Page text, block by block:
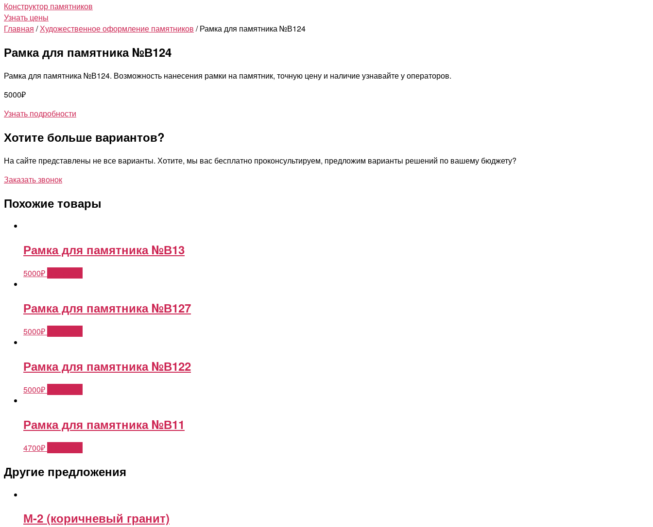
Конструктор памятников
Узнать цены
Главная /Художественное оформление памятников / Рамка для памятника №В124
Рамка для памятника №В124
Рамка для памятника №В124. Возможность нанесения рамки на памятник, точную цену и наличие узнавайте у операторов.
5000₽
Узнать подробности
Хотите больше вариантов?
На сайте представлены не все варианты. Хотите, мы вас бесплатно проконсультируем, предложим варианты решений по вашему бюджету?
Заказать звонок
Похожие товары
Рамка для памятника №В13
5000₽
Рамка для памятника №В127
5000₽
Рамка для памятника №В122
5000₽
Рамка для памятника №В11
4700₽
Другие предложения
М-2 (коричневый гранит)